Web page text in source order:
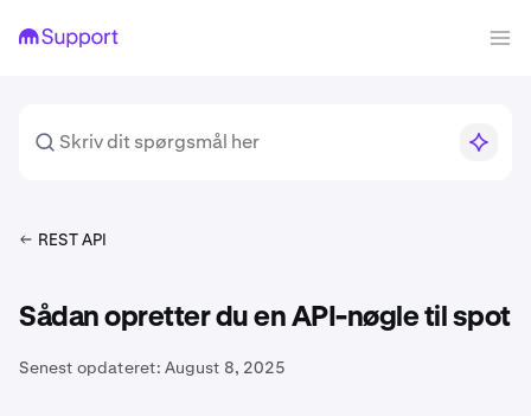
REST API
Sådan opretter du en API-nøgle til spot
Senest opdateret: August 8, 2025